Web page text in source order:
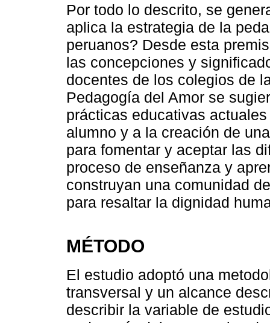
Por todo lo descrito, se
aplica la estrategia de la
peruanos? Desde esta
las concepciones y
docentes de los colegios de
Pedagogía del Amor se
prácticas educativas
alumno y a la creación de
para fomentar y aceptar las
proceso de enseñanza y
construyan una comunidad
para resaltar la dignidad
MÉTODO
El estudio adoptó una
transversal y un alcance
describir la variable de